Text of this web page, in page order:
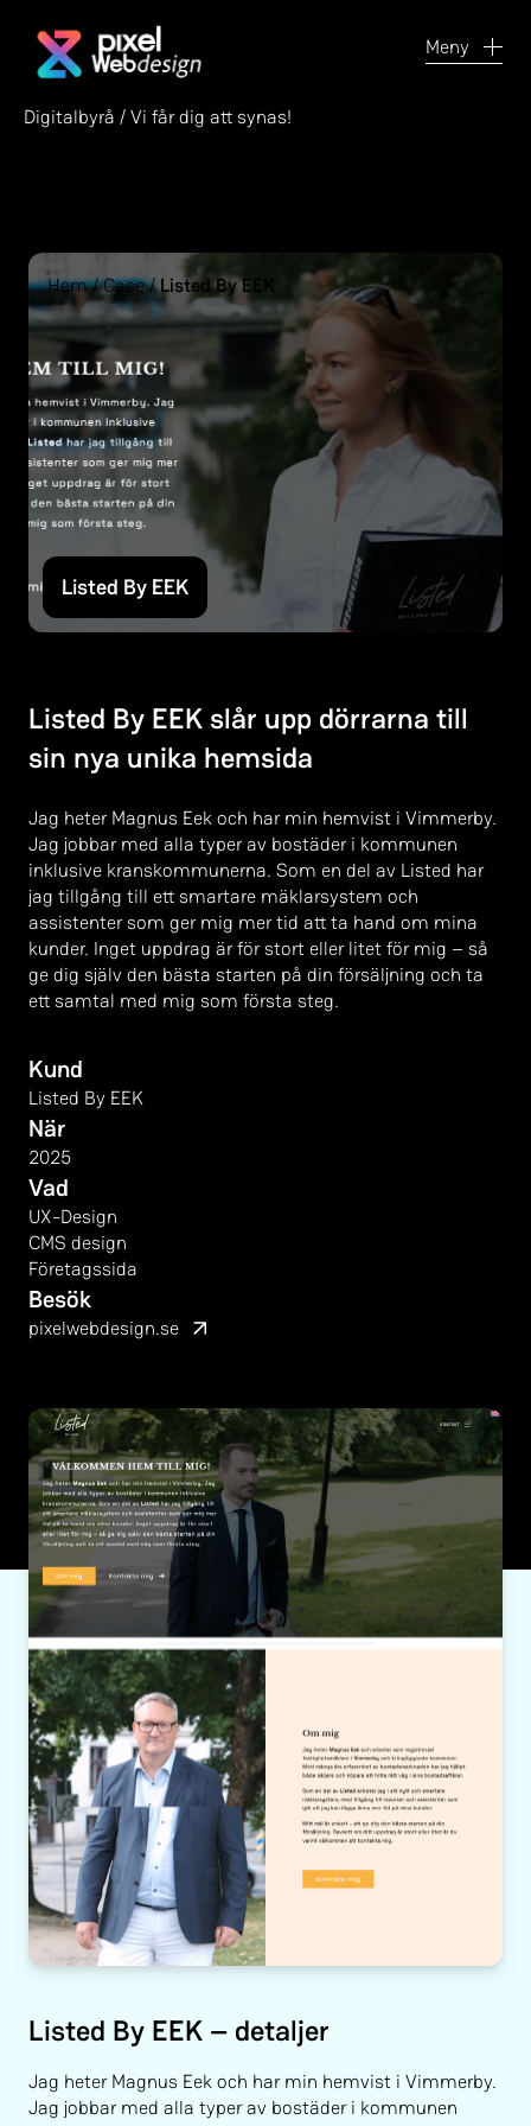
Digitalbyrå / Vi får dig att synas!
Meny
Hem/Case/Listed By EEK
Listed By EEK
Listed By EEK slår upp dörrarna till
sin nya unika hemsida
Jag heter Magnus Eek och har min hemvist i Vimmerby.
Jag jobbar med alla typer av bostäder i kommunen
inklusive kranskommunerna. Som en del av Listed har
jag tillgång till ett smartare mäklarsystem och
assistenter som ger mig mer tid att ta hand om mina
kunder. Inget uppdrag är för stort eller litet för mig – så
ge dig själv den bästa starten på din försäljning och ta
ett samtal med mig som första steg.
Kund
Listed By EEK
När
2025
Vad
UX-Design
CMS design
Företagssida
Besök
pixelwebdesign.se
Listed By EEK – detaljer
Jag heter Magnus Eek och har min hemvist i Vimmerby.
Jag jobbar med alla typer av bostäder i kommunen